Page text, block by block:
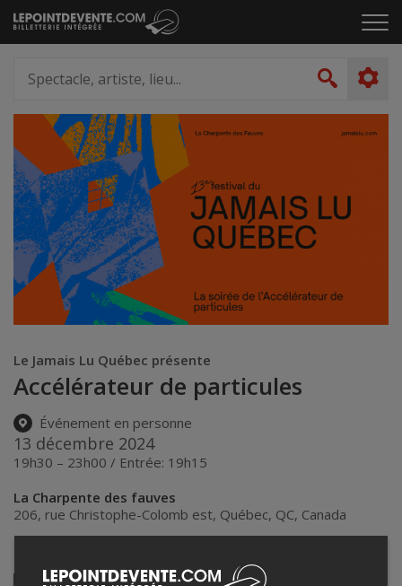
Passer
au
le
artiste,
lieu...
Le Jamais Lu Québec présente
Accélérateur de particules
Événement en personne
13 décembre 2024
19h30 – 23h00 / Entrée: 19h15
La Charpente des fauves
206, rue Christophe-Colomb est, Québec, QC, Canada
Twitter